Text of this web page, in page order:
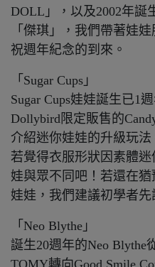
DOLL」，以及2002年誕
「傑琪」，我們帶著娃
祝週年紀念的到來。
「Sugar Cups」
Sugar Cups娃娃誕生已1
Dollybird限定販售的
介紹迷你娃娃的升級玩法
若覺得衣服形狀因素體
娃與眾不同吧！若還在
娃娃，我們建議初學者先
「Neo Blythe」
誕生20週年的Neo Blythe
TOMY轉向Good Smile